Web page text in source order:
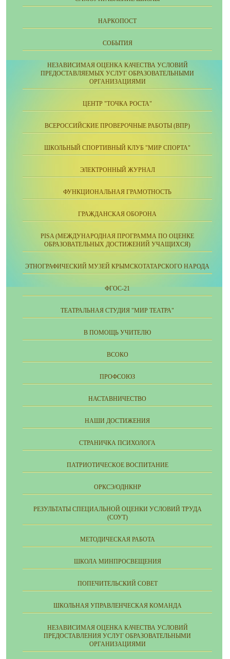
НАРКОПОСТ
СОБЫТИЯ
НЕЗАВИСИМАЯ ОЦЕНКА КАЧЕСТВА УСЛОВИЙ
ПРЕДОСТАВЛЯЕМЫХ УСЛУГ ОБРАЗОВАТЕЛЬНЫМИ
ОРГАНИЗАЦИЯМИ
ЦЕНТР "ТОЧКА РОСТА"
ВСЕРОССИЙСКИЕ ПРОВЕРОЧНЫЕ РАБОТЫ (ВПР)
ШКОЛЬНЫЙ СПОРТИВНЫЙ КЛУБ "МИР СПОРТА"
ЭЛЕКТРОННЫЙ ЖУРНАЛ
ФУНКЦИОНАЛЬНАЯ ГРАМОТНОСТЬ
ГРАЖДАНСКАЯ ОБОРОНА
PISA (МЕЖДУНАРОДНАЯ ПРОГРАММА ПО ОЦЕНКЕ
ОБРАЗОВАТЕЛЬНЫХ ДОСТИЖЕНИЙ УЧАЩИХСЯ)
ЭТНОГРАФИЧЕСКИЙ МУЗЕЙ КРЫМСКОТАТАРСКОГО НАРОДА
ФГОС-21
ТЕАТРАЛЬНАЯ СТУДИЯ "МИР ТЕАТРА"
В ПОМОЩЬ УЧИТЕЛЮ
ВСОКО
ПРОФСОЮЗ
НАСТАВНИЧЕСТВО
НАШИ ДОСТИЖЕНИЯ
СТРАНИЧКА ПСИХОЛОГА
ПАТРИОТИЧЕСКОЕ ВОСПИТАНИЕ
ОРКСЭ/ОДНКНР
РЕЗУЛЬТАТЫ СПЕЦИАЛЬНОЙ ОЦЕНКИ УСЛОВИЙ ТРУДА
(СОУТ)
МЕТОДИЧЕСКАЯ РАБОТА
ШКОЛА МИНПРОСВЕЩЕНИЯ
ПОПЕЧИТЕЛЬСКИЙ СОВЕТ
ШКОЛЬНАЯ УПРАВЛЕНЧЕСКАЯ КОМАНДА
НЕЗАВИСИМАЯ ОЦЕНКА КАЧЕСТВА УСЛОВИЙ
ПРЕДОСТАВЛЕНИЯ УСЛУГ ОБРАЗОВАТЕЛЬНЫМИ
ОРГАНИЗАЦИЯМИ